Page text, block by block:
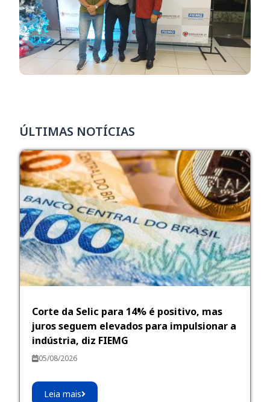
ÚLTIMAS NOTÍCIAS
Corte da Selic para 14% é positivo, mas
juros seguem elevados para impulsionar a
indústria, diz FIEMG
05/08/2026
Leia mais